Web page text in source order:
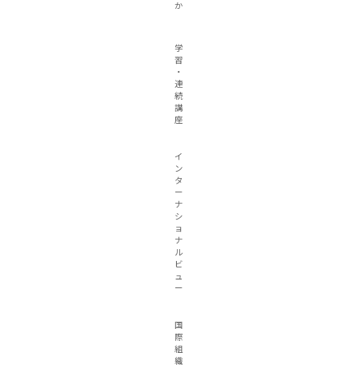
か
学
習
・
連
続
講
座
イ
ン
タ
ー
ナ
シ
ョ
ナ
ル
ビ
ュ
ー
国
際
組
織